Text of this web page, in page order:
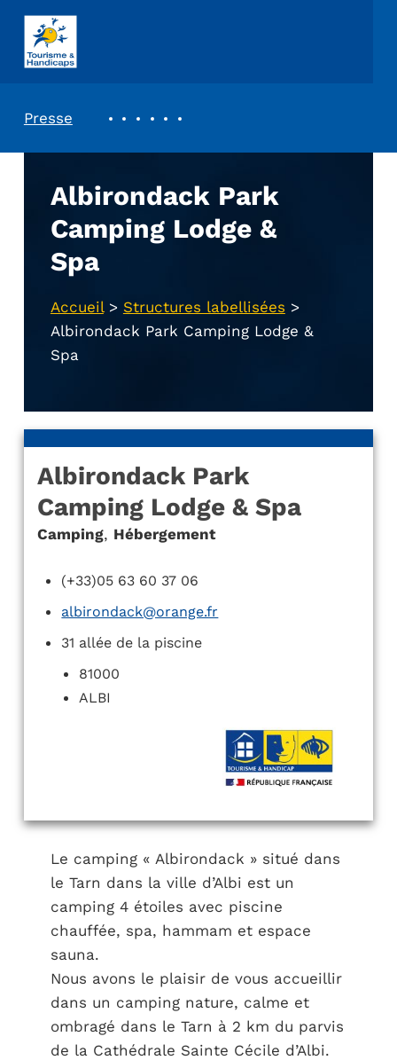
ASSOCIATION TOURISME ET HANDICAPS
Presse
Albirondack Park
Camping Lodge &
Spa
Accueil> Structures labellisées >
Albirondack Park Camping Lodge &
Spa
Albirondack Park
Camping Lodge & Spa
Camping, Hébergement
(+33)05 63 60 37 06
albirondack@orange.fr
31 allée de la piscine
81000
ALBI
Le camping « Albirondack » situé dans
le Tarn dans la ville d’Albi est un
camping 4 étoiles avec piscine
chauffée, spa, hammam et espace
sauna.
Nous avons le plaisir de vous accueillir
dans un camping nature, calme et
ombragé dans le Tarn à 2 km du parvis
de la Cathédrale Sainte Cécile d’Albi.